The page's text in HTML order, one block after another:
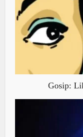
Gosip: